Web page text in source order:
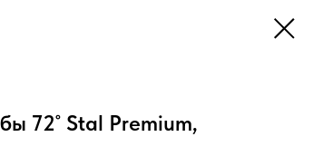
72˚ Stal Premium,